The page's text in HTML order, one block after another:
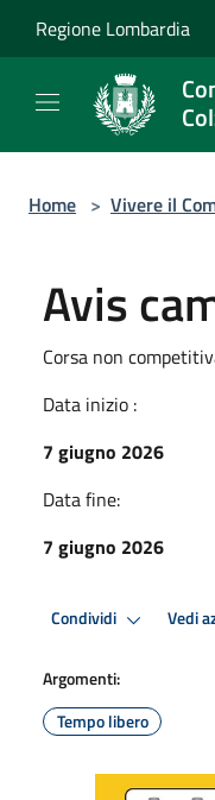
Regione Lombardia
Home > Vivere il
Avis
Corsa non
Data inizio :
7 giugno 2026
Data fine:
7 giugno 2026
Condividi Vedi
Argomenti:
Tempo libero